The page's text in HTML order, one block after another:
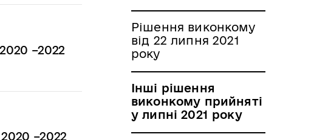
–2022
–2022
Рішення виконкому
від 22 липня 2021
року
Інші рішення
виконкому прийняті
у липні 2021 року